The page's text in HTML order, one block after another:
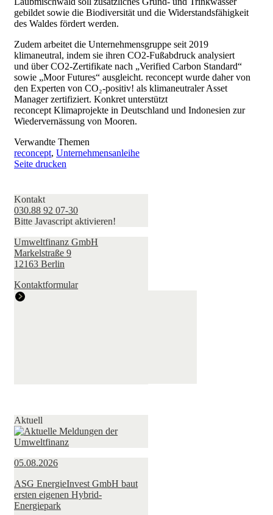
gebildet sowie die Biodiversität und die Widerstandsfähigkeit
des Waldesfördertwerden.
Zudem arbeitet die Unternehmensgruppe seit 2019
klimaneutral, indem sie ihren CO2-Fußabdruck analysiert
und über CO2-Zertifikate nach „Verified Carbon Standard“
sowie „Moor Futures“ ausgleicht. reconcept wurde daher von
den Experten von CO₂-positiv! als klimaneutraler Asset
Manager zertifiziert. Konkret unterstützt
reconcept Klimaprojekte in Deutschland und Indonesien zur
Wiedervernässung von Mooren.
Verwandte Themen
reconcept,Unternehmensanleihe
Seite drucken
Kontakt
030.88 92 07-30
Bitte Javascript aktivieren!
Umweltfinanz GmbH
Markelstraße 9
12163 Berlin
Kontaktformular
Aktuell
05.08.2026
ASG EnergieInvest GmbH baut
ersten eigenen Hybrid-
Energiepark